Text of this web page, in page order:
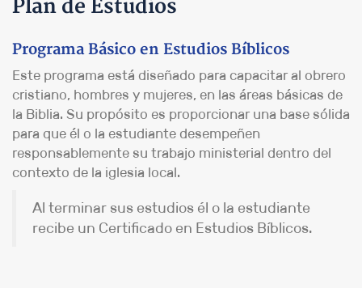
Plan de Estudios
Programa Básico en Estudios Bíblicos
Este programa está diseñado para capacitar al obrero
cristiano, hombres y mujeres, en las áreas básicas de
la Biblia. Su propósito es proporcionar una base sólida
para que él o la estudiante desempeñen
responsablemente su trabajo ministerial dentro del
contexto de la iglesia local.
Al terminar sus estudios él o la estudiante
recibe un Certificado en Estudios Bíblicos.